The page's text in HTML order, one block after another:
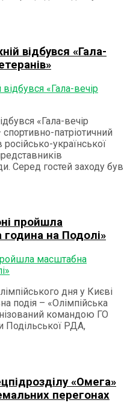
відбувся «Гала-
«Гала-вечір
патріотичний
російсько-української
Серед гостей заходу був
пройшла
година на Подолі»
дня у Києві
подія – «Олімпійська
командою ГО
Подільської РДА,
«Омега»
перегонах